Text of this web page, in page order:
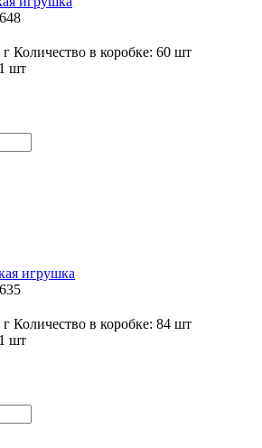
г Количество в коробке: 60 шт
шт
игрушка
г Количество в коробке: 84 шт
шт